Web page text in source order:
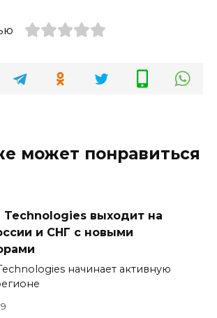
может понравиться
Technologies выходит на
и СНГ с новыми
начинает активную